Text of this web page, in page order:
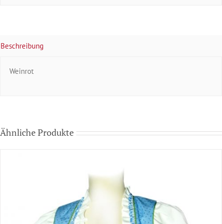
Beschreibung
Weinrot
Ähnliche Produkte